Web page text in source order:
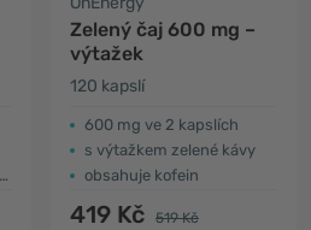
Zelený čaj 600 mg –
výtažek
120 kapslí
600 mg ve 2 kapslích
s výtažkem zelené kávy
obsahuje kofein
419 Kč 519 Kč